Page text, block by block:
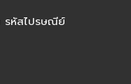
รหัสไปรษณีย์